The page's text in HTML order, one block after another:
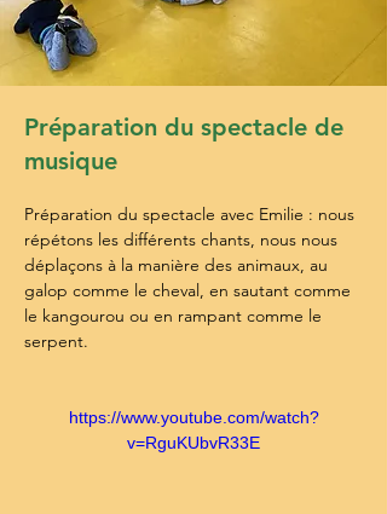
Préparation du spectacle de
musique
Préparation du spectacle avec Emilie : nous
répétons les différents chants, nous nous
déplaçons à la manière des animaux, au
galop comme le cheval, en sautant comme
le kangourou ou en rampant comme le
serpent.
https://www.youtube.com/watch?
v=RguKUbvR33E